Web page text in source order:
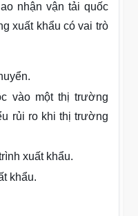
nhận vận tải quốc
xuất khẩu có vai trò
vào một thị trường
rủi ro khi thị trường
xuất khẩu.
khẩu.